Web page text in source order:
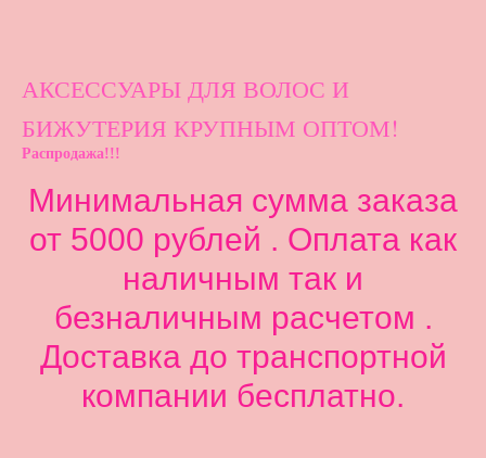
АКСЕССУАРЫ ДЛЯ ВОЛОС И
БИЖУТЕРИЯ КРУПНЫМ ОПТОМ!
Распродажа!!!
Минимальная сумма заказа
от 5000 рублей . Оплата как
наличным так и
безналичным расчетом .
Доставка до транспортной
компании бесплатно.